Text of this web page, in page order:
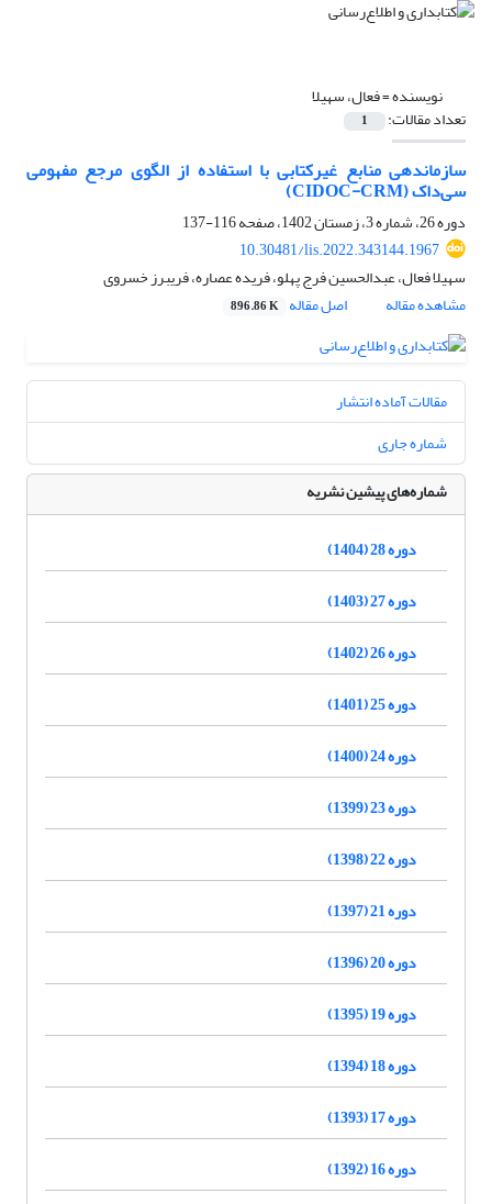
نویسنده =فعال، سهیلا
تعداد مقالات: 1
سازماندهی منابع غیرکتابی با استفاده از الگوی مرجع مفهومی
سی‌داک (CIDOC-CRM)
دوره 26، شماره 3، زمستان 1402، صفحه
116-137
10.30481/lis.2022.343144.1967
سهیلا فعال، عبدالحسین فرج پهلو، فریده عصاره، فریبرز خسروی
مشاهده مقاله
اصل مقاله 896.86 K
مقالات آماده انتشار
شماره جاری
شماره‌های پیشین نشریه
دوره 28 (1404)
دوره 27 (1403)
دوره 26 (1402)
دوره 25 (1401)
دوره 24 (1400)
دوره 23 (1399)
دوره 22 (1398)
دوره 21 (1397)
دوره 20 (1396)
دوره 19 (1395)
دوره 18 (1394)
دوره 17 (1393)
دوره 16 (1392)